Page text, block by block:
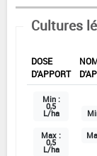
Cultures
DOSE
D'APPORT
Min :
0,5
L/ha
Max :
0,5
L/ha